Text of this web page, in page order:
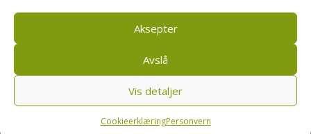
Aksepter
Avslå
Vis detaljer
CookieerklæringPersonvern
Bondevennen SA, Pb 208, sentrum, 4001 Stavanger
Personvern og cookies regler